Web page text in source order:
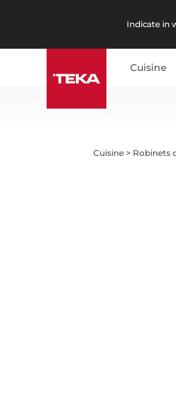
Indicate in
Cuisine
Cuisine > Robinets